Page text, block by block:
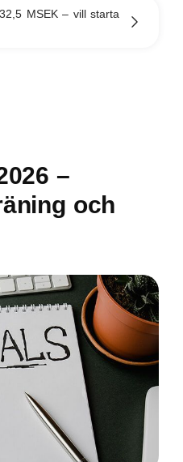
MSEK – vill starta
–
och